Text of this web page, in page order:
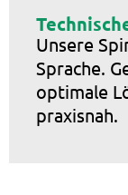
Unsere
Sprache.
optimale
praxisnah.